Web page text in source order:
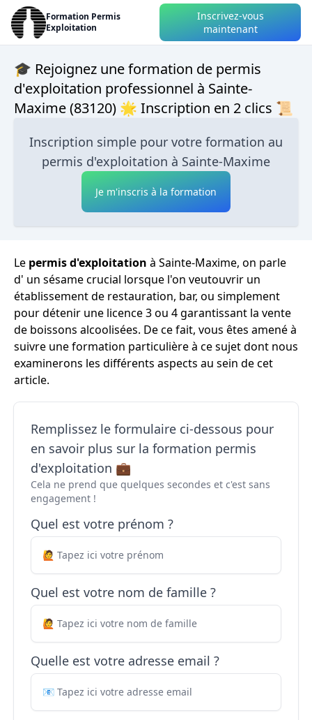
Formation Permis
Exploitation
Inscrivez-vous
maintenant
🎓 Rejoignez une formation de permis
d'exploitation professionnel à Sainte-
Maxime (83120) 🌟 Inscription en 2 clics 📜
Inscription simple pour votre formation au
permis d'exploitation à Sainte-Maxime
Je m'inscris à la formation
Le permis d'exploitation à Sainte-Maxime, on parle
d' un sésame crucial lorsque l'on veutouvrir un
établissement de restauration, bar, ou simplement
pour détenir une licence 3 ou 4 garantissant la vente
de boissons alcoolisées. De ce fait, vous êtes amené à
suivre une formation particulière à ce sujet dont nous
examinerons les différents aspects au sein de cet
article.
Remplissez le formulaire ci-dessous pour
en savoir plus sur la formation permis
d'exploitation 💼
Cela ne prend que quelques secondes et c'est sans
engagement !
Quel est votre prénom ?
Quel est votre nom de famille ?
Quelle est votre adresse email ?